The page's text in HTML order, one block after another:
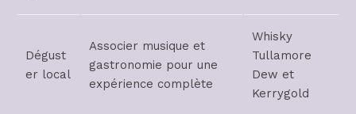
Dégust
er local
Associer musique et
gastronomie pour une
expérience complète
Whisky
Tullamore
Dew et
Kerrygold